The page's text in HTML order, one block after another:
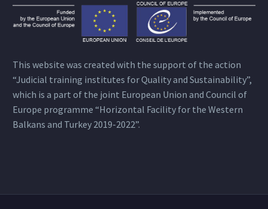
This website was created with the support of the action
“Judicial training institutes for Quality and Sustainability”,
which is a part of the joint European Union and Council of
Europe programme “Horizontal Facility for the Western
Balkans and Turkey 2019-2022”.